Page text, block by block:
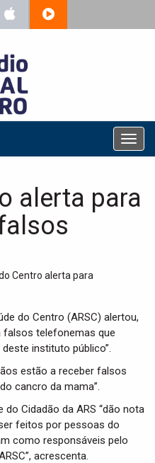
T
o
l
t
alerta para
do Centro (ARSC) alertou,
falsos telefonemas que
instituto público”.
estão a receber falsos
cancro da mama”.
do Cidadão da ARS “dão nota
feitos por pessoas do
como responsáveis pelo
acrescenta.